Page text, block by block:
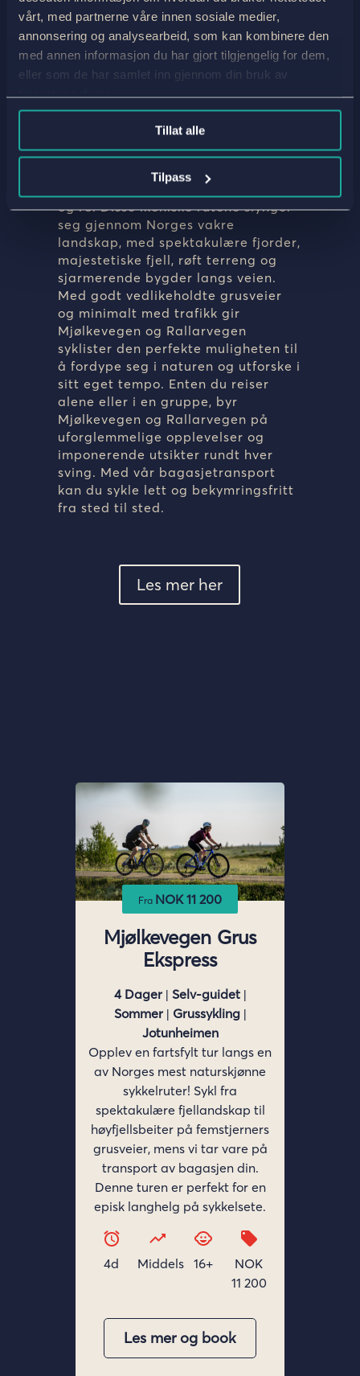
vårt, med partnerne våre innen sosiale medier,
annonsering og analysearbeid, som kan kombinere den
med annen informasjon du har gjort tilgjengelig for dem,
eller som de har samlet inn gjennom din bruk av
tjenestene deres.
Tillat alle
Tilpass
Norge
Mjølkevegen og
Rallarvegen
Å legge ut på en gravelbike ferie
langs Mjølkevegen og Rallarvegen
gir en unik kombinasjon av eventyr
og ro. Disse ikoniske rutene slynger
seg gjennom Norges vakre
landskap, med spektakulære fjorder,
majestetiske fjell, røft terreng og
sjarmerende bygder langs veien.
Med godt vedlikeholdte grusveier
og minimalt med trafikk gir
Mjølkevegen og Rallarvegen
syklister den perfekte muligheten til
å fordype seg i naturen og utforske i
sitt eget tempo. Enten du reiser
alene eller i en gruppe, byr
Mjølkevegen og Rallarvegen på
uforglemmelige opplevelser og
imponerende utsikter rundt hver
sving. Med vår bagasjetransport
kan du sykle lett og bekymringsfritt
fra sted til sted.
Les mer her